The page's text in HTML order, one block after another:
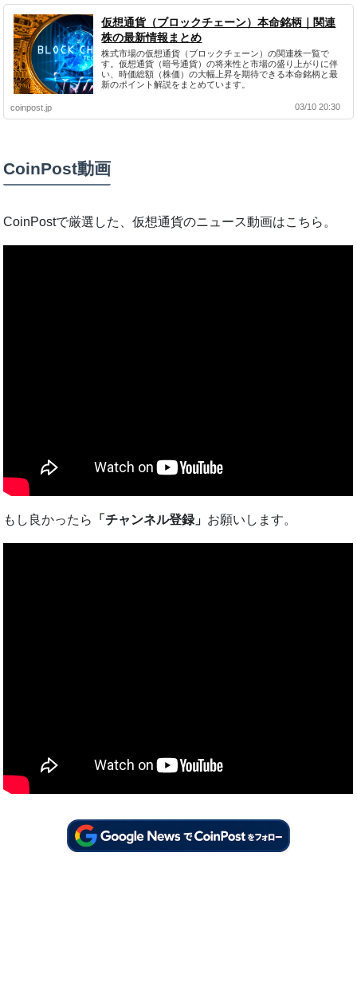
仮想通貨（ブロックチェーン）本命銘柄｜関連
株の最新情報まとめ
株式市場の仮想通貨（ブロックチェーン）の関連株一覧で
す。仮想通貨（暗号通貨）の将来性と市場の盛り上がりに伴
い、時価総額（株価）の大幅上昇を期待できる本命銘柄と最
新のポイント解説をまとめています。
coinpost.jp 03/10 20:30
CoinPost動画
CoinPostで厳選した、仮想通貨のニュース動画はこちら。
もし良かったら 「チャンネル登録」 お願いします。